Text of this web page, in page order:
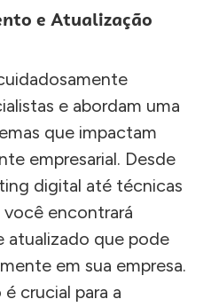
e Atualização
e abordam uma
que impactam
empresarial. Desde
digital até técnicas
encontrará
atualizado que pode
em sua empresa.
crucial para a